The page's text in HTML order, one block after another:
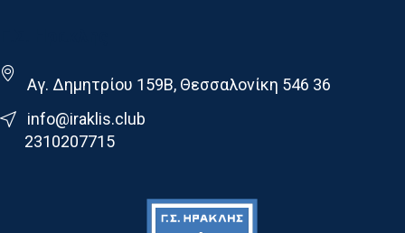
Αγ. Δημητρίου 159Β, Θεσσαλονίκη 546 36
info@iraklis.club
2310207715